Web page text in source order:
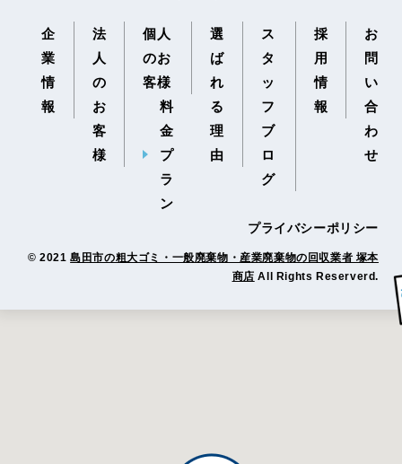
企
業
情
報
法
人
の
お
客
様
個人
のお
客様
料
金
プ
ラ
ン
選
ば
れ
る
理
由
ス
タ
ッ
フ
ブ
ロ
グ
採
用
情
報
お
問
い
合
わ
せ
プライバシーポリシー
© 2021島田市の粗大ゴミ・一般廃棄物・産業廃棄物の回収業者 塚本
商店 All Rights Reserverd.